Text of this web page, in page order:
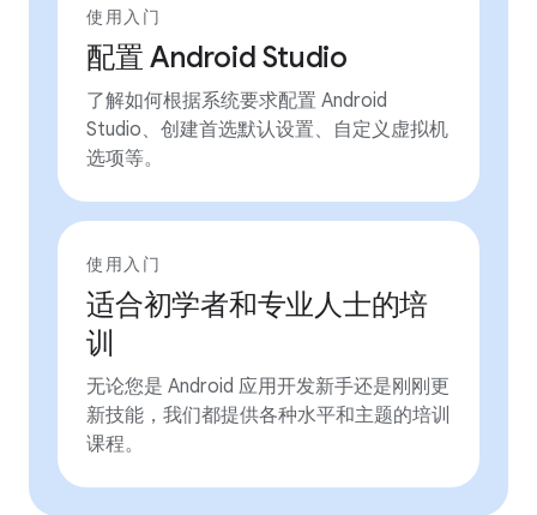
使用入门
配置 Android Studio
了解如何根据系统要求配置 Android
Studio、创建首选默认设置、自定义虚拟机
选项等。
使用入门
适合初学者和专业人士的培
训
无论您是 Android 应用开发新手还是刚刚更
新技能，我们都提供各种水平和主题的培训
课程。